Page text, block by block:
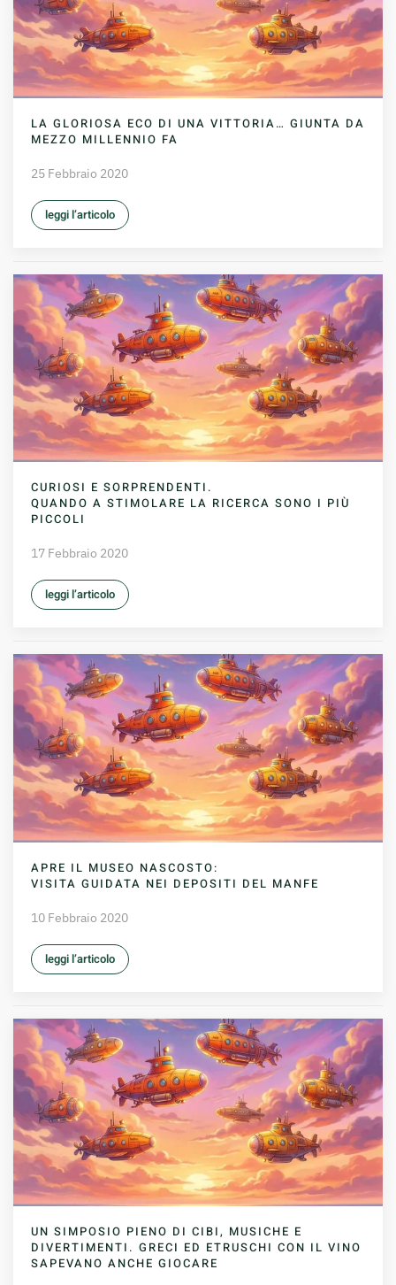
LA GLORIOSA ECO DI UNA VITTORIA… GIUNTA DA
MEZZO MILLENNIO FA
25 Febbraio 2020
leggi l’articolo
CURIOSI E SORPRENDENTI.
QUANDO A STIMOLARE LA RICERCA SONO I PIÙ
PICCOLI
17 Febbraio 2020
leggi l’articolo
APRE IL MUSEO NASCOSTO:
VISITA GUIDATA NEI DEPOSITI DEL MANFE
10 Febbraio 2020
leggi l’articolo
UN SIMPOSIO PIENO DI CIBI, MUSICHE E
DIVERTIMENTI. GRECI ED ETRUSCHI CON IL VINO
SAPEVANO ANCHE GIOCARE